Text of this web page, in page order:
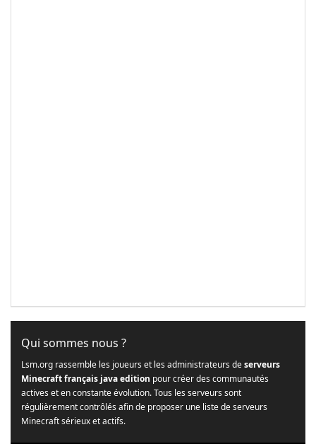
Qui sommes nous ?
Lsm.org rassemble les joueurs et les administrateurs deserveurs
Minecraft français java edition pour créer des communautés
actives et en constante évolution. Tous les serveurs sont
régulièrement contrôlés afin de proposer une liste de serveurs
Minecraft sérieux et actifs.